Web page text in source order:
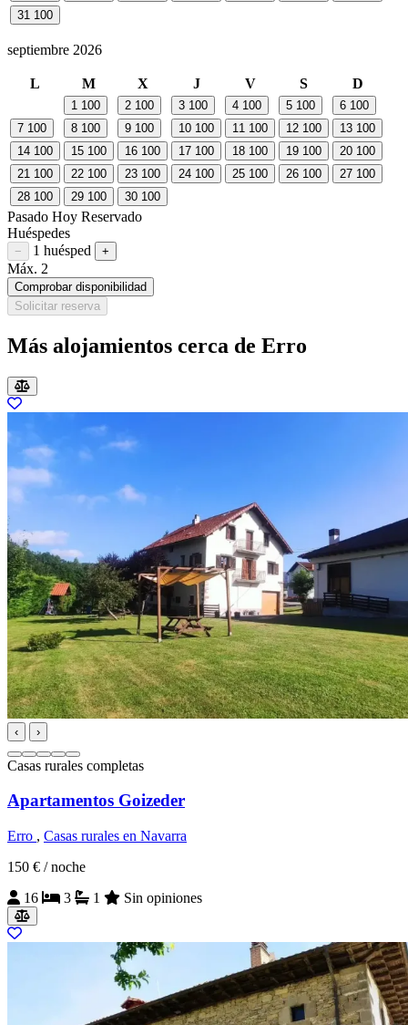
31 100
septiembre 2026
L M X J V S D
1 100 2 100 3 100 4 100 5 100 6 100
7 100 8 100 9 100 10 100 11 100 12 100 13 100
14 100 15 100 16 100 17 100 18 100 19 100 20 100
21 100 22 100 23 100 24 100 25 100 26 100 27 100
28 100 29 100 30 100
Pasado Hoy Reservado
Huéspedes
Restar huésped
− 1 huésped Sumar huésped
+
Máx. 2
Comprobar disponibilidad
Solicitar reserva
Más alojamientos cerca de Erro
‹ ›
Casas rurales completas
Apartamentos Goizeder
Erro , Casas rurales en Navarra
150 € / noche
16
3 1 Sin opiniones